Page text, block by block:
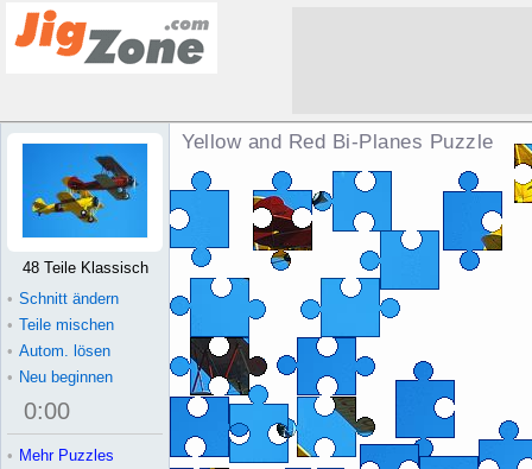
Yellow and Red Bi-Planes Puzzle
48 Teile Klassisch
• Schnitt ändern
• Teile mischen
• Autom. lösen
• Neu beginnen
0:00
• Mehr Puzzles